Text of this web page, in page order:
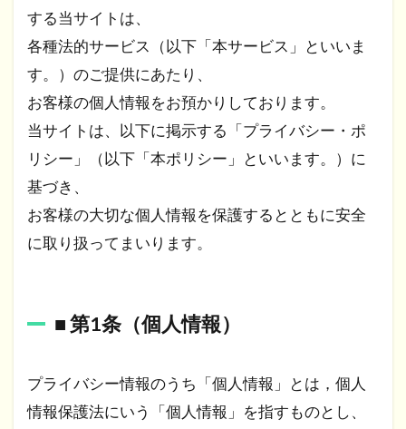
する当サイトは、
各種法的サービス（以下「本サービス」といいま
す。）のご提供にあたり、
お客様の個人情報をお預かりしております。
当サイトは、以下に掲示する「プライバシー・ポ
リシー」（以下「本ポリシー」といいます。）に
基づき、
お客様の大切な個人情報を保護するとともに安全
に取り扱ってまいります。
■ 第1条（個人情報）​
プライバシー情報のうち「個人情報」とは，個人
情報保護法にいう「個人情報」を指すものとし、